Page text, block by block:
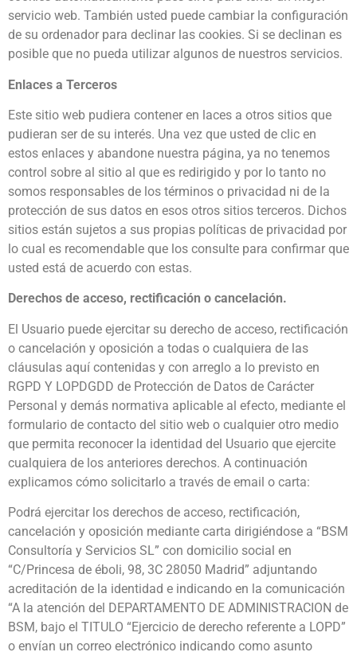
servicio web. También usted puede cambiar la configuración
de su ordenador para declinar las cookies. Si se declinan es
posible que no pueda utilizar algunos de nuestros servicios.
Enlaces a Terceros
Este sitio web pudiera contener en laces a otros sitios que
pudieran ser de su interés. Una vez que usted de clic en
estos enlaces y abandone nuestra página, ya no tenemos
control sobre al sitio al que es redirigido y por lo tanto no
somos responsables de los términos o privacidad ni de la
protección de sus datos en esos otros sitios terceros. Dichos
sitios están sujetos a sus propias políticas de privacidad por
lo cual es recomendable que los consulte para confirmar que
usted está de acuerdo con estas.
Derechos de acceso, rectificación o cancelación.
El Usuario puede ejercitar su derecho de acceso, rectificación
o cancelación y oposición a todas o cualquiera de las
cláusulas aquí contenidas y con arreglo a lo previsto en
RGPD Y LOPDGDD de Protección de Datos de Carácter
Personal y demás normativa aplicable al efecto, mediante el
formulario de contacto del sitio web o cualquier otro medio
que permita reconocer la identidad del Usuario que ejercite
cualquiera de los anteriores derechos. A continuación
explicamos cómo solicitarlo a través de email o carta:
Podrá ejercitar los derechos de acceso, rectificación,
cancelación y oposición mediante carta dirigiéndose a “BSM
Consultoría y Servicios SL” con domicilio social en
“C/Princesa de éboli, 98, 3C 28050 Madrid” adjuntando
acreditación de la identidad e indicando en la comunicación
“A la atención del DEPARTAMENTO DE ADMINISTRACION de
BSM, bajo el TITULO “Ejercicio de derecho referente a LOPD”
o envían un correo electrónico indicando como asunto